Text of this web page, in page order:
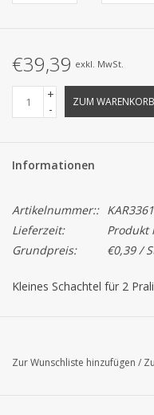
€39,39 exkl. MwSt.
+
-
ZUM
Informationen
Artikelnummer::
Lieferzeit:
Produkt
Grundpreis:
€0,39 /
Kleines Schachtel für 2
Zur Wunschliste hinzufügen /